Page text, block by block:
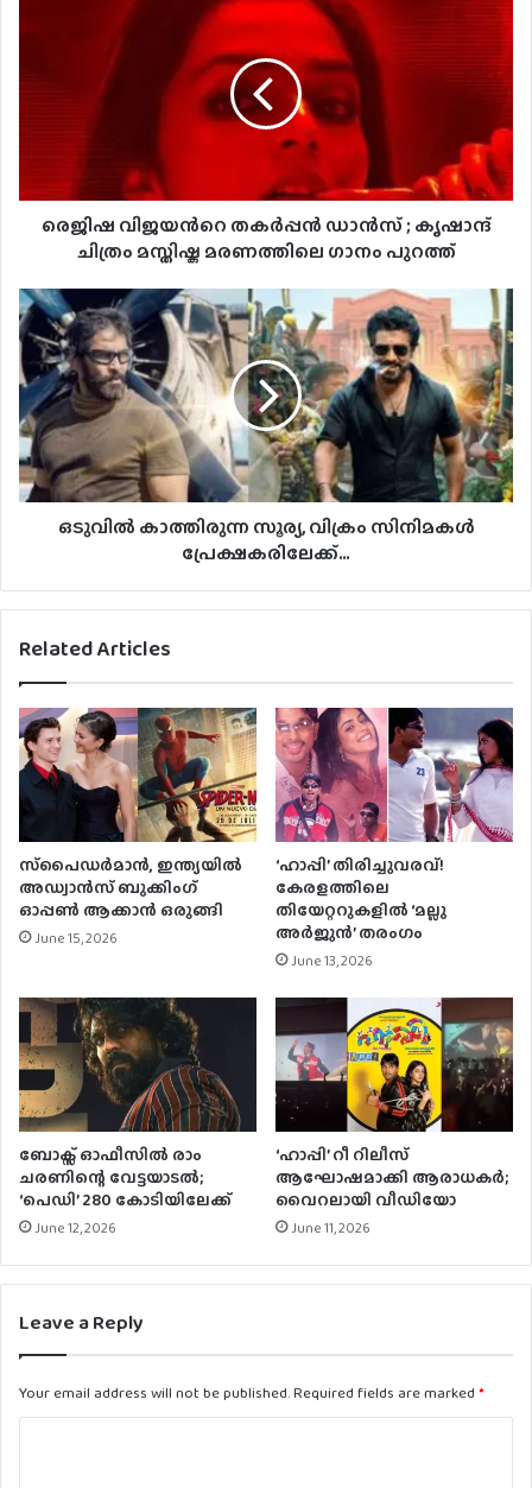
‘ടോക്‌സിക്കി’ലെ പുതിയ ഗാനം
‘മധുമോഹിനി’ പുറത്ത്
രെജിഷ വിജയൻറെ തകർപ്പൻ ഡാൻസ് ; കൃഷാന്ദ്
ചിത്രം മസ്തിഷ്ക മരണത്തിലെ ഗാനം പുറത്ത്
ഒടുവിൽ കാത്തിരുന്ന സൂര്യ, വിക്രം സിനിമകൾ
പ്രേക്ഷകരിലേക്ക്…
Related Articles
സ്‌പൈഡർമാൻ, ഇന്ത്യയിൽ
അഡ്വാൻസ് ബുക്കിംഗ്
ഓപ്പൺ ആക്കാൻ ഒരുങ്ങി
June 15, 2026
‘ഹാപ്പി’ തിരിച്ചുവരവ്!
കേരളത്തിലെ
തിയേറ്ററുകളിൽ ‘മല്ലു
അർജുൻ’ തരംഗം
June 13, 2026
ബോക്സ് ഓഫീസിൽ രാം
ചരണിന്റെ വേട്ടയാടൽ;
‘പെഡി’ 280 കോടിയിലേക്ക്
June 12, 2026
‘ഹാപ്പി’ റീ റിലീസ്
ആഘോഷമാക്കി ആരാധകർ;
വൈറലായി വീഡിയോ
June 11, 2026
Leave a Reply
Your email address will not be published.Required fields are marked *